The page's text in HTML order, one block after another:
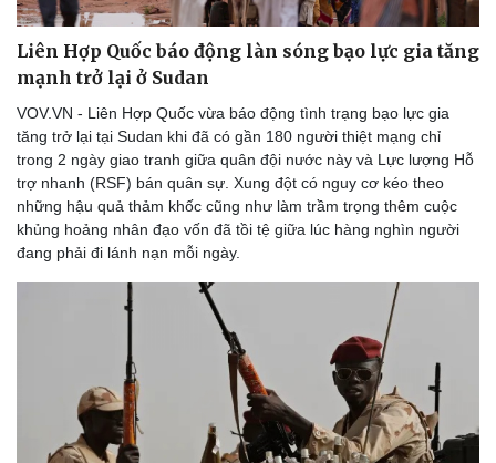
Thể thao
Bóng đá
Lịch thi đấu bóng đá
Ô tô - Xe máy
Ô tô
Xe máy
Liên Hợp Quốc báo động làn sóng bạo lực gia tăng
mạnh trở lại ở Sudan
VOV.VN - Liên Hợp Quốc vừa báo động tình trạng bạo lực gia
tăng trở lại tại Sudan khi đã có gần 180 người thiệt mạng chỉ
trong 2 ngày giao tranh giữa quân đội nước này và Lực lượng Hỗ
trợ nhanh (RSF) bán quân sự. Xung đột có nguy cơ kéo theo
những hậu quả thảm khốc cũng như làm trầm trọng thêm cuộc
khủng hoảng nhân đạo vốn đã tồi tệ giữa lúc hàng nghìn người
đang phải đi lánh nạn mỗi ngày.